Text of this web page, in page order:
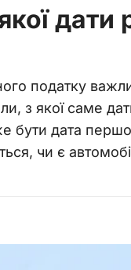
дати
податку
з якої саме
бути дата
чи є